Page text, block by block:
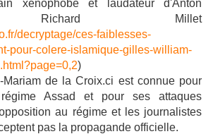
xénophobe et laudateur d'Anton
Richard Millet
decryptage/ces-faiblesses-
pour-colere-islamique-gilles-william-
)
de la Croix.ci est connue pour
Assad et pour ses attaques
au régime et les journalistes
pas la propagande officielle.